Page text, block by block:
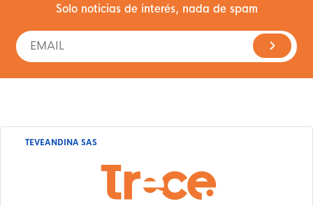
Solo noticias de interés, nada de spam
TEVEANDINA SAS